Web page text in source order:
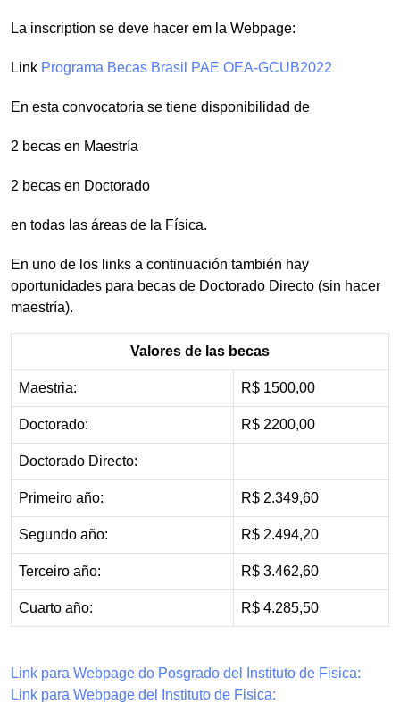
La inscription se deve hacer em la Webpage:
Link Programa Becas Brasil PAE OEA-GCUB2022
En esta convocatoria se tiene disponibilidad de
2 becas en Maestría
2 becas en Doctorado
en todas las áreas de la Física.
En uno de los links a continuación también hay
oportunidades para becas de Doctorado Directo (sin hacer
maestría).
Valores de las becas
Maestria: R$ 1500,00
Doctorado: R$ 2200,00
Doctorado Directo:
Primeiro año: R$ 2.349,60
Segundo año: R$ 2.494,20
Terceiro año: R$ 3.462,60
Cuarto año: R$ 4.285,50
Link para Webpage do Posgrado del Instituto de Fisica:
Link para Webpage del Instituto de Fisica: